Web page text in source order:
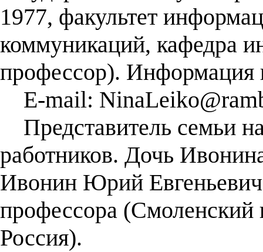
1977, факультет
коммуникаций, кафедра
профессор). Информация
E-mail:
Представитель семьи
работников. Дочь
Ивонин Юрий Евгеньевич
профессора (Смоленский
Россия).